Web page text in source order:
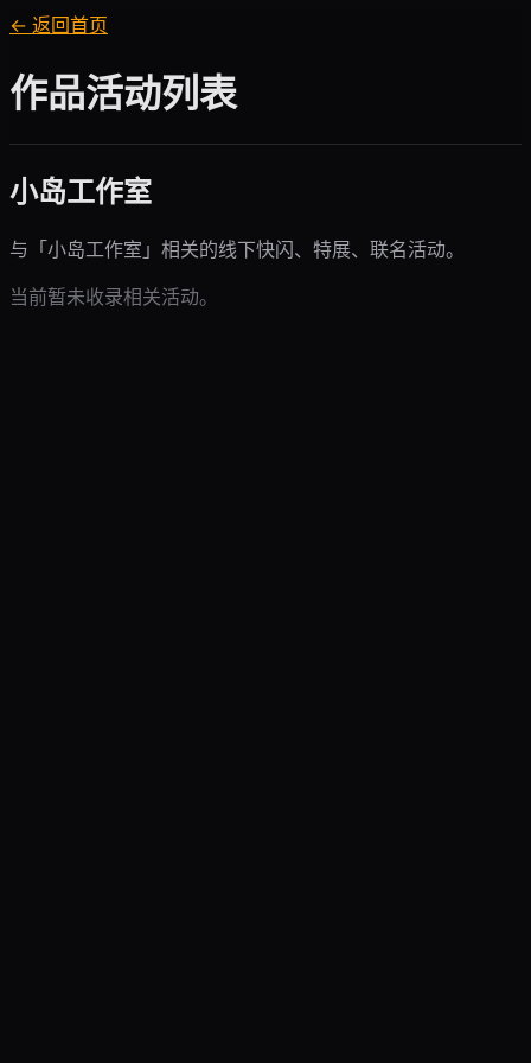
← 返回首页
作品活动列表
小岛工作室
与「小岛工作室 」相关的线下快闪、特展、联名活动。
当前暂未收录相关活动。